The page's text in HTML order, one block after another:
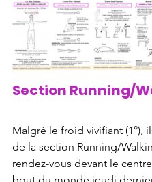
Section Running/
Malgré le froid vivifiant (1°),
de la section Running/
rendez-vous devant le